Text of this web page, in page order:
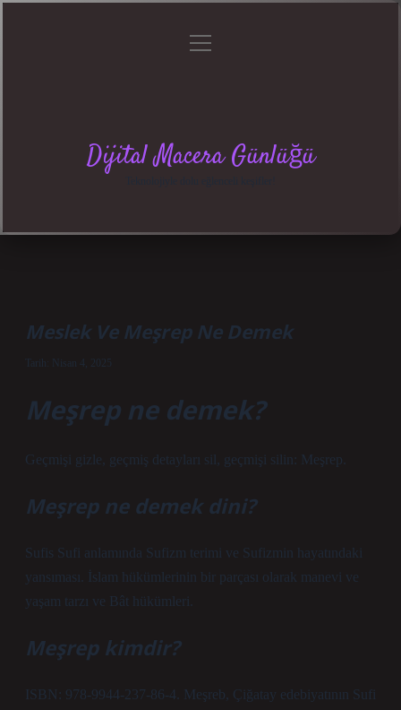
menüyü
Dijital Macera Günlüğü
Meslek Ve Meşrep Ne Demek
Tarih: Nisan 4, 2025
Meşrep ne demek?
Geçmişi gizle, geçmiş detayları sil, geçmişi silin: Meşrep.
Meşrep ne demek dini?
Sufis Sufi anlamında Sufizm terimi ve Sufizmin hayatındaki
yansıması. İslam hükümlerinin bir parçası olarak manevi ve
yaşam tarzı ve Bât hükümleri.
Meşrep kimdir?
ISBN: 978-9944-237-86-4. Meşreb, Çiğatay edebiyatının Sufi